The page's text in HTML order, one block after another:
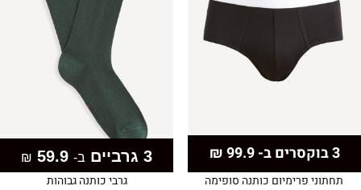
3 בוקסרים ב- 99.9 ₪
תחתוני פרימיום כותנה סופימה
3 גרביים ב-59.9
₪
גרבי כותנה גבוהות